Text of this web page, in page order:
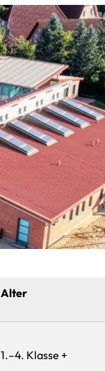
Alter
1.–4. Klasse +